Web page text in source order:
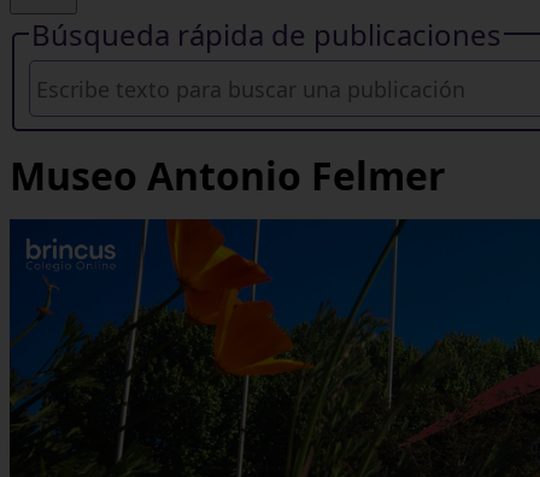
Búsqueda rápida de publicaciones
Museo Antonio Felmer